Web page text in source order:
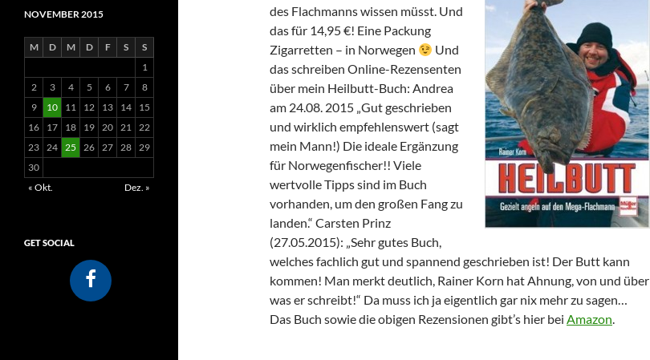
des Flachmanns wissen müsst. Und
das für 14,95 €! Eine Packung
Zigarretten – in Norwegen
Und
das schreiben Online-Rezensenten
über mein Heilbutt-Buch: Andrea
am 24.08. 2015 „Gut geschrieben
und wirklich empfehlenswert (sagt
mein Mann!) Die ideale Ergänzung
für Norwegenfischer!! Viele
wertvolle Tipps sind im Buch
vorhanden, um den großen Fang zu
landen.“ Carsten Prinz
(27.05.2015): „Sehr gutes Buch,
welches fachlich gut und spannend geschrieben ist! Der Butt kann
kommen! Man merkt deutlich, Rainer Korn hat Ahnung, von und über
was er schreibt!“ Da muss ich ja eigentlich gar nix mehr zu sagen…
Das Buch sowie die obigen Rezensionen gibt’s hier bei Amazon.
NOVEMBER 2015
M D M D F S
S
1
2
3 4 5 6 7
8
9
10 11 12 13 14
15
16
17 18 19 20 21 22
23 24 25 26 27 28 29
30
« Okt.
Dez. »
GET SOCIAL